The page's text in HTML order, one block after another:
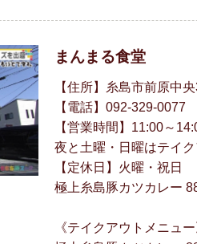
まんまる食堂
【住所】糸島市前原中
【電話】092-329-0077
【営業時間】11:00～
夜と土曜・日曜はテイ
【定休日】火曜・祝日
極上糸島豚カツカレー
《テイクアウトメニュー